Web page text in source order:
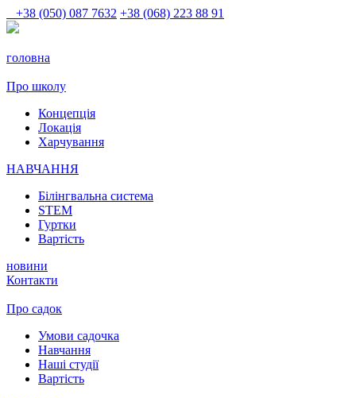
+38 (050) 087 7632 +38 (068) 223 88 91
головна
Про школу
Концепція
Локація
Харчування
НАВЧАННЯ
Білінгвальна система
STEM
Гуртки
Вартість
новини
Контакти
Про садок
Умови садочка
Навчання
Наші студії
Вартість